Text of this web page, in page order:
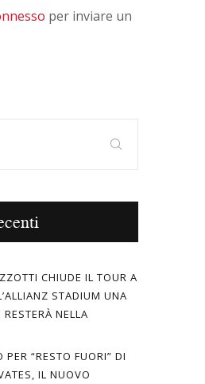
per inviare un
CHIUDE IL TOUR A
STADIUM UNA
RESTERÀ NELLA
“RESTO FUORI” DI
IL NUOVO